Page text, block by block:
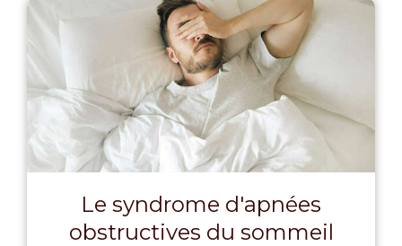
Le syndrome d'apnées
obstructives du sommeil